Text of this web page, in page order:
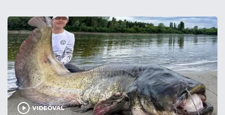
csiszoljam ezt a módszert.
VIDEÓVAL